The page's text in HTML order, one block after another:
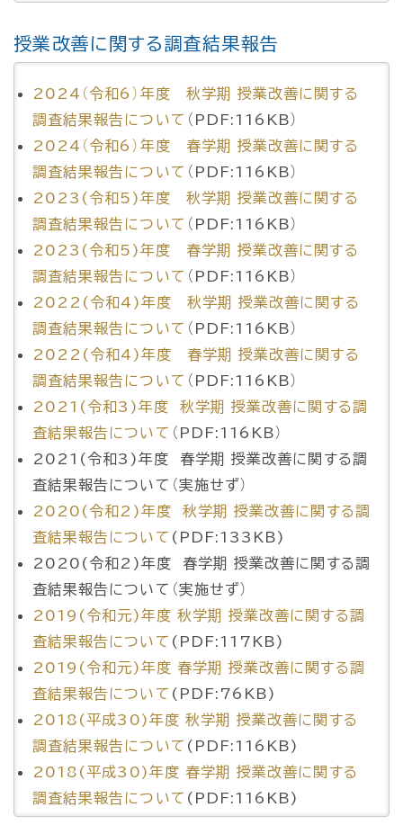
授業改善に関する調査結果報告
2024（令和6）年度 秋学期 授業改善に関する
調査結果報告について （PDF:116KB）
2024（令和6）年度 春学期 授業改善に関する
調査結果報告について （PDF:116KB）
2023(令和5)年度 秋学期 授業改善に関する
調査結果報告について （PDF:116KB）
2023(令和5)年度 春学期 授業改善に関する
調査結果報告について （PDF:116KB）
2022(令和4)年度 秋学期 授業改善に関する
調査結果報告について （PDF:116KB）
2022(令和4)年度 春学期 授業改善に関する
調査結果報告について （PDF:116KB）
2021(令和3)年度 秋学期 授業改善に関する調
査結果報告について （PDF:116KB）
2021(令和3)年度 春学期 授業改善に関する調
査結果報告について（実施せず）
2020(令和2)年度 秋学期 授業改善に関する調
査結果報告について (PDF:133KB)
2020(令和2)年度 春学期 授業改善に関する調
査結果報告について（実施せず）
2019(令和元)年度 秋学期 授業改善に関する調
査結果報告について (PDF:117KB)
2019(令和元)年度 春学期 授業改善に関する調
査結果報告について (PDF:76KB)
2018(平成30)年度 秋学期 授業改善に関する
調査結果報告について (PDF:116KB)
2018(平成30)年度 春学期 授業改善に関する
調査結果報告について (PDF:116KB)